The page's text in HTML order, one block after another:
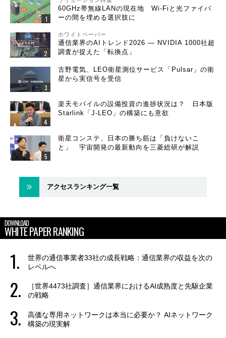
60GHz帯無線LANの現在地 Wi-Fiと光ファイバ
ーの間を埋める選択肢に
ホワイトペーパー
通信業界のAIトレンド2026 ― NVIDIA 1000社超
調査が捉えた「転換点」
古野電気、LEO衛星測位サービス「Pulsar」の衛
星から実信号を受信
楽天モバイルの設備投資の進捗状況は？ 日本版
Starlink「J-LEO」の構築にも意欲
衛星コンステ、日本の勝ち筋は「負けないこ
と」 宇宙開発の最新動向を三菱総研が解説
アクセスランキング一覧
DOWNLOAD
WHITE PAPER RANKING
世界の通信事業者33社の成長戦略：通信業界の収益を次の
レベルへ
［世界4473社調査］通信業界におけるAI成熟度と先駆企業
の戦略
高価な専用ネットワークは本当に必要か？ AIネットワーク
構築の現実解